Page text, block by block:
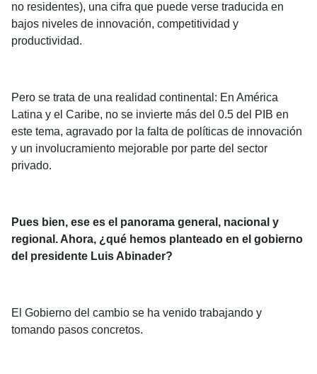
no residentes), una cifra que puede verse traducida en
bajos niveles de innovación, competitividad y
productividad.
Pero se trata de una realidad continental: En América
Latina y el Caribe, no se invierte más del 0.5 del PIB en
este tema, agravado por la falta de políticas de innovación
y un involucramiento mejorable por parte del sector
privado.
Pues bien, ese es el panorama general, nacional y
regional. Ahora, ¿qué hemos planteado en el gobierno
del presidente Luis Abinader?
El Gobierno del cambio se ha venido trabajando y
tomando pasos concretos.